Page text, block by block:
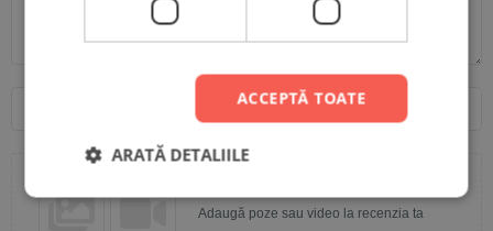
Adaugă poze sau video la recenzia ta
ACCEPTĂ TOATE
ARATĂ DETALIILE